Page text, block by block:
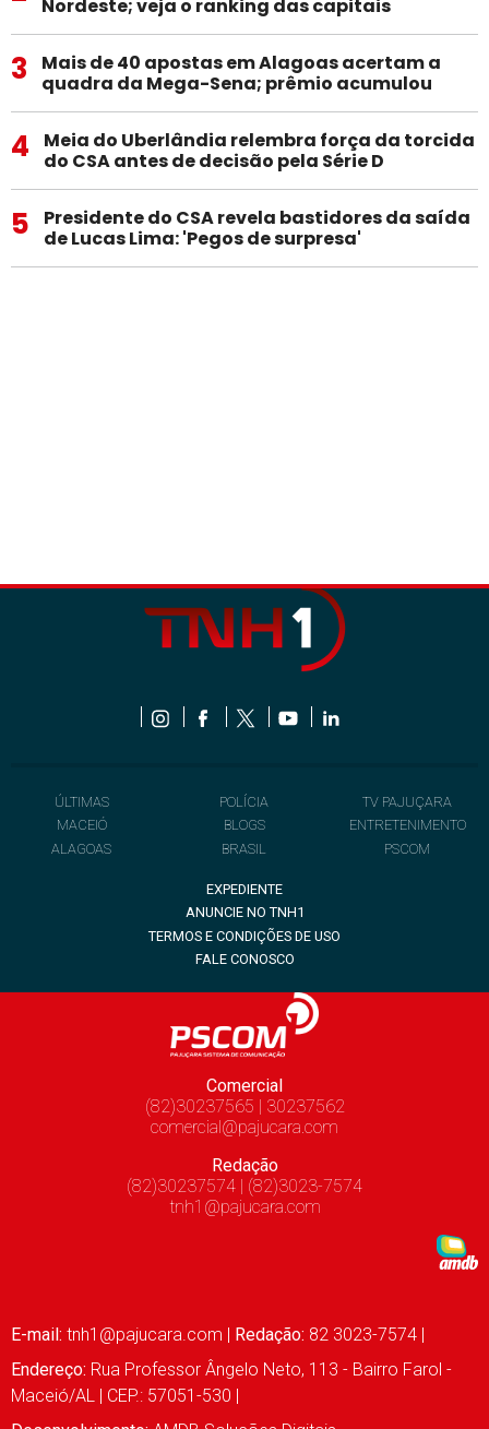
Nordeste; veja o ranking das capitais
3
Mais de 40 apostas em Alagoas acertam a
quadra da Mega-Sena; prêmio acumulou
4
Meia do Uberlândia relembra força da torcida
do CSA antes de decisão pela Série D
5
Presidente do CSA revela bastidores da saída
de Lucas Lima: 'Pegos de surpresa'
ÚLTIMAS
MACEIÓ
ALAGOAS
POLÍCIA
BLOGS
BRASIL
TV PAJUÇARA
ENTRETENIMENTO
PSCOM
EXPEDIENTE
ANUNCIE NO TNH1
TERMOS E CONDIÇÕES DE USO
FALE CONOSCO
Comercial
(82)30237565 | 30237562
comercial@pajucara.com
Redação
(82)30237574 | (82)3023-7574
tnh1@pajucara.com
E-mail: tnh1@pajucara.com Redação: 82 3023-7574 |
Endereço: Rua Professor Ângelo Neto, 113 - Bairro Farol -
Maceió/AL | CEP.: 57051-530 |